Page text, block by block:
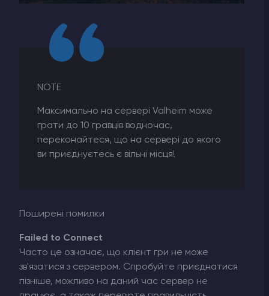
NOTE
Максимально на сервері Valheim може
грати до 10 гравців водночас,
переконайтеся, що на сервері до якого
ви приєднуєтесь є вільні місця!
Поширені помилки
Failed to Connect
Часто це означає, що клієнт гри не може
зв'язатися з сервером. Спробуйте приєднатися
пізніше, можливо на даний час сервер не